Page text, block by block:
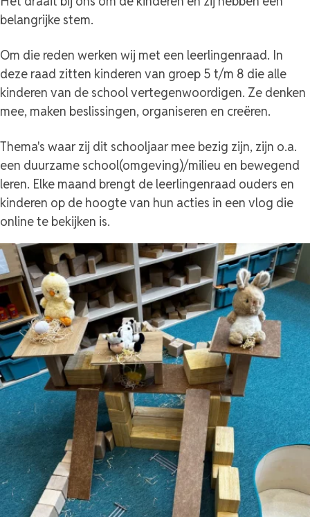
belangrijke stem.
Om die reden werken wij met een leerlingenraad. In
deze raad zitten kinderen van groep 5 t/m 8 die alle
kinderen van de school vertegenwoordigen. Ze denken
mee, maken beslissingen, organiseren en creëren.
Thema's waar zij dit schooljaar mee bezig zijn, zijn o.a.
een duurzame school(omgeving)/milieu en bewegend
leren. Elke maand brengt de leerlingenraad ouders en
kinderen op de hoogte van hun acties in een vlog die
online te bekijken is.